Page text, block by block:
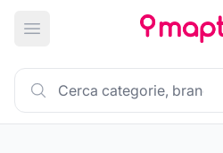
Apri menu principale